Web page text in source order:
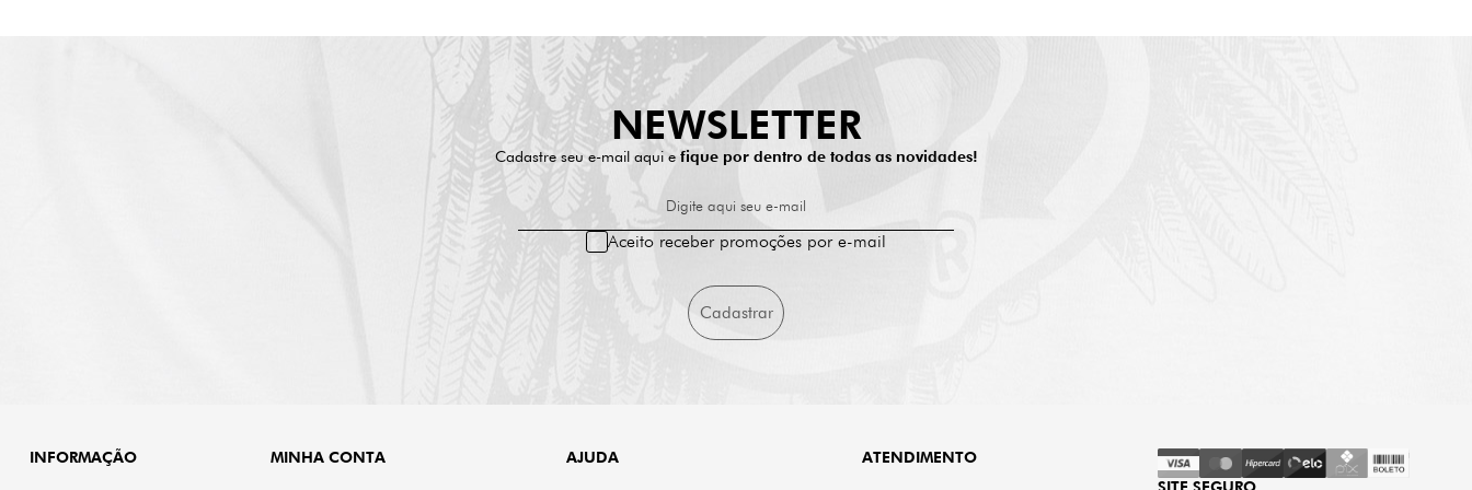
NEWSLETTER
Cadastre seu e-mail aqui e fique por dentro de todas as novidades!
Digite aqui seu e-mail
Cadastrar
Aceito receber promoções por e-mail
INFORMAÇÃO MINHA CONTA AJUDA
ATENDIMENTO
SITE SEGURO